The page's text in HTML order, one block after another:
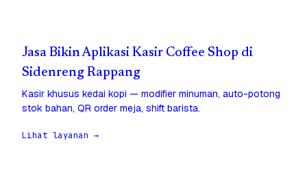
Jasa Bikin Aplikasi Kasir Coffee Shop di
Sidenreng Rappang
Kasir khusus kedai kopi — modifier minuman, auto-potong
stok bahan, QR order meja, shift barista.
Lihat layanan →